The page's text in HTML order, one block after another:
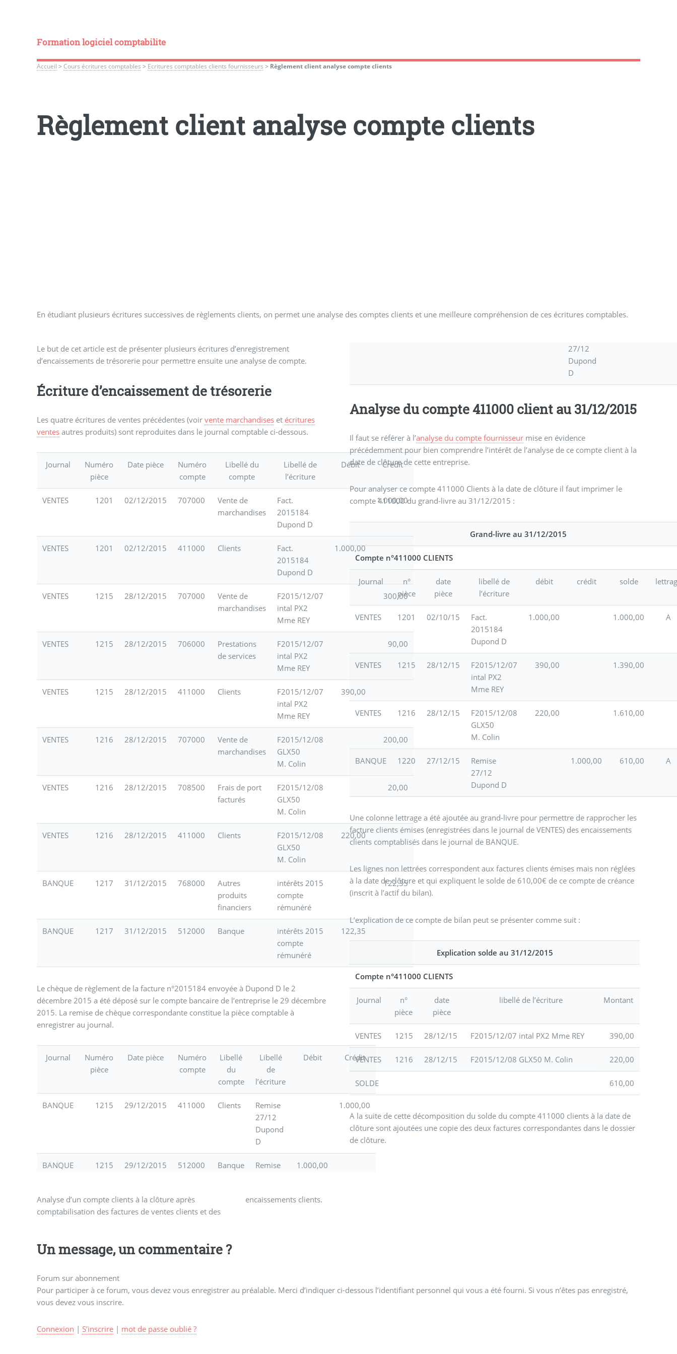
Formation logiciel comptabilite
Accueil >Cours écritures comptables > Ecritures comptables clients fournisseurs > Règlement client analyse compte clients
Règlement client analyse compte clients
En étudiant plusieurs écritures successives de règlements clients, on permet une analyse des comptes clients et une meilleure compréhension de ces écritures comptables.
Le but de cet article est de présenter plusieurs écritures d’enregistrement
d’encaissements de trésorerie pour permettre ensuite une analyse de compte.
Écriture d’encaissement de trésorerie
Les quatre écritures de ventes précédentes (voirvente marchandises et écritures
ventes autres produits) sont reproduites dans le journal comptable ci-dessous.
Journal
Numéro
pièce
Date pièce
Numéro
compte
Libellé du
compte
Libellé de
l’écriture
Débit Crédit
VENTES 1201 02/12/2015 707000
Vente de
marchandises
Fact.
2015184
Dupond D
1.000,00
VENTES 1201 02/12/2015 411000 Clients
Fact.
2015184
Dupond D
1.000,00
VENTES 1215 28/12/2015 707000
Vente de
marchandises
F2015/12/07
intal PX2
Mme REY
300,00
VENTES 1215 28/12/2015 706000
Prestations
de services
F2015/12/07
intal PX2
Mme REY
90,00
VENTES 1215 28/12/2015 411000 Clients
F2015/12/07
intal PX2
Mme REY
390,00
VENTES 1216 28/12/2015 707000
Vente de
marchandises
F2015/12/08
GLX50
M. Colin
200,00
VENTES 1216 28/12/2015 708500
Frais de port
facturés
F2015/12/08
GLX50
M. Colin
20,00
VENTES 1216 28/12/2015 411000 Clients
F2015/12/08
GLX50
M. Colin
220,00
BANQUE 1217 31/12/2015 768000
Autres
produits
financiers
intérêts 2015
compte
rémunéré
122,35
BANQUE 1217 31/12/2015 512000 Banque
intérêts 2015
compte
rémunéré
122,35
Le chèque de règlement de la facture n°2015184 envoyée à Dupond D le 2
décembre 2015 a été déposé sur le compte bancaire de l’entreprise le 29 décembre
2015. La remise de chèque correspondante constitue la pièce comptable à
enregistrer au journal.
Journal
Numéro
pièce
Date pièce
Numéro
compte
Libellé
du
compte
Libellé
de
l’écriture
Débit Crédit
BANQUE 1215 29/12/2015 411000 Clients
Remise
27/12
Dupond
D
1.000,00
BANQUE 1215 29/12/2015 512000 Banque Remise
27/12
Dupond
D
1.000,00
Analyse du compte 411000 client au 31/12/2015
Il faut se référer à l’analyse du compte fournisseur mise en évidence
précédemment pour bien comprendre l’intérêt de l’analyse de ce compte client à la
date de clôture de cette entreprise.
Pour analyser ce compte 411000 Clients à la date de clôture il faut imprimer le
compte 411000 du grand-livre au 31/12/2015 :
Grand-livre au 31/12/2015
Compte n°411000 CLIENTS
Journal
n°
pièce
date
pièce
libellé de
l’écriture
débit crédit solde
VENTES 1201 02/10/15
Fact.
2015184
Dupond D
1.000,00 1.000,00 A
VENTES 1215 28/12/15
F2015/12/07
intal PX2
Mme REY
390,00 1.390,00
VENTES 1216 28/12/15
F2015/12/08
GLX50
M. Colin
220,00 1.610,00
BANQUE 1220 27/12/15
Remise
27/12
Dupond D
1.000,00 610,00 A
Une colonne lettrage a été ajoutée au grand-livre pour permettre de rapprocher les
facture clients émises (enregistrées dans le journal de VENTES) des encaissements
clients comptablisés dans le journal de BANQUE.
Les lignes non lettrées correspondent aux factures clients émises mais non réglées
à la date de clôture et qui expliquent le solde de 610,00€ de ce compte de créance
(inscrit à l’actif du bilan).
L’explication de ce compte de bilan peut se présenter comme suit :
Explication solde au 31/12/2015
Compte n°411000 CLIENTS
Journal
n°
pièce
date
pièce
libellé de l’écriture Montant
VENTES 1215 28/12/15 F2015/12/07 intal PX2 Mme REY 390,00
VENTES 1216 28/12/15 F2015/12/08 GLX50 M. Colin 220,00
SOLDE 610,00
A la suite de cette décomposition du solde du compte 411000 clients à la date de
clôture sont ajoutées une copie des deux factures correspondantes dans le dossier
de clôture.
Analyse d’un compte clients à la clôture après
comptabilisation des factures de ventes clients et des
encaissements clients.
Un message, un commentaire ?
Forum sur abonnement
Pour participer à ce forum, vous devez vous enregistrer au préalable. Merci d’indiquer ci-dessous l’identifiant personnel qui vous a été fourni. Si vous n’êtes pas enregistré,
vous devez vous inscrire.
Connexion | S’inscrire | mot de passe oublié ?